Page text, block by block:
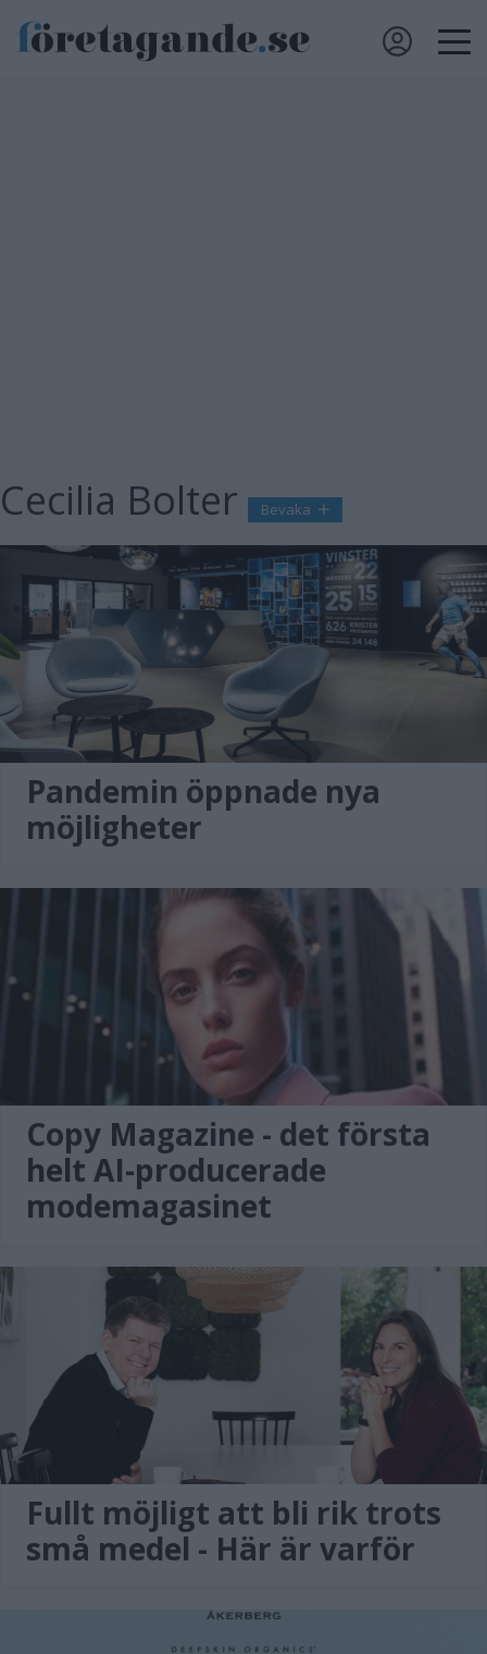
Cecilia Bolter Bevaka
Pandemin öppnade nya
möjligheter
Copy Magazine - det första
helt AI-producerade
modemagasinet
Fullt möjligt att bli rik trots
små medel - Här är varför